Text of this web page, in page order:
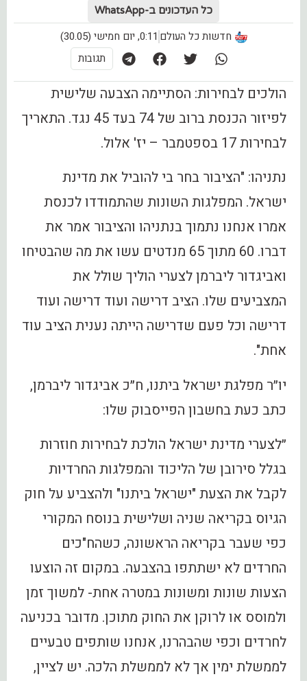
כל העדכונים ב-WhatsApp
חדשות כל העולם 0:11, יום חמישי (30.05)
תגובות
הולכים לבחירות: ‏הסתיימה הצבעה שלישית
לפיזור הכנסת ברוב של 74 בעד 45 נגד. התאריך
לבחירות 17 בספטמבר – יז' אלול.
‏נתניהו: "הציבור בחר בי להוביל את מדינת
ישראל. המפלגות השונות שהתמודדו לכנסת
אמרו אנחנו נתמוך בנתניהו והציבור אמר את
דברו. 60 מתוך 65 מנדטים עשו את מה שהבטיחו
ואביגדור ליברמן לצערי הוליך שולל את
המצביעים שלו. הציב דרישה ועוד דרישה ועוד
דרישה וכל פעם שדרישה הייתה נענית הציב עוד
אחת".
יו״ר מפלגת ישראל ביתנו, ח״כ אביגדור ליברמן,
כתב כעת בחשבון הפייסבוק שלו:
״לצערי מדינת ישראל הולכת לבחירות חוזרות
בגלל סירובן של הליכוד והמפלגות החרדיות
לקבל את הצעת "ישראל ביתנו" ולהצביע על חוק
הגיוס בקריאה שניה ושלישית בנוסח המקורי
כפי שעבר בקריאה הראשונה, כשהח"כים
החרדים לא ישתתפו בהצבעה. במקום זה הוצעו
הצעות שונות ומשונות במטרה אחת- למשוך זמן
ולמוסס או לרוקן את החוק מתוכן. מדובר בכניעה
לחרדים וכפי שהבהרנו, אנחנו שותפים טבעיים
לממשלת ימין אך לא לממשלת הלכה. יש לציין,